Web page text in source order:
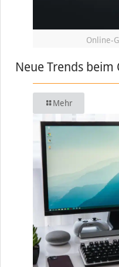
Online-
Neue Trends
Mehr